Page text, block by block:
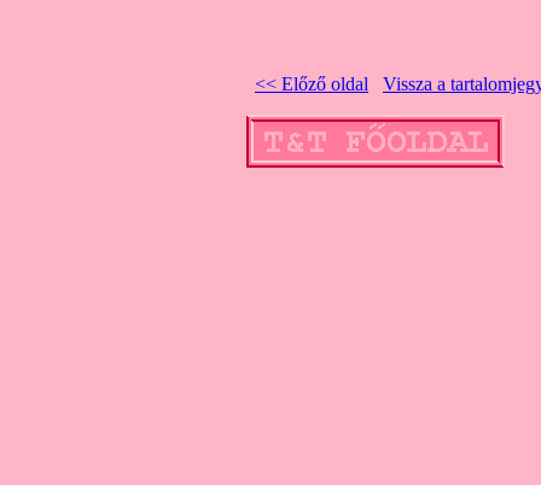
<< Előző oldal Vissza a